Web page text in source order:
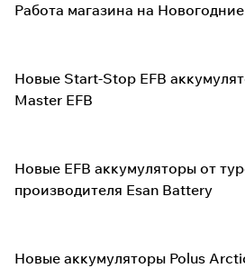
Работа магазина на
Новые Start-Stop EFB
Master EFB
Новые EFB аккумуляторы от
производителя Esan Battery
Новые аккумуляторы Polus